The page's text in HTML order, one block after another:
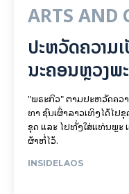
ARTS AND
ປະຫວັດຄວາມ
ນະຄອນຫຼວງພ
"ພຣະກິວ" ຕາມປະຫວັດຄວ
ທາ ຊົນເຜົ່າລາວເທິງໄດ້ໄປ
ຂຸດ ແລະ ໄປທັ່ງໃສ່ແທ່ນພຼະ
ຜ້າຫໍ່ໄວ້.
INSIDELAOS